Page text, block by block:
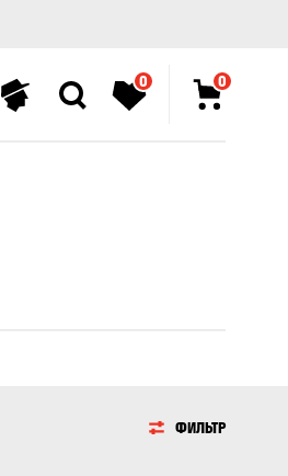
0 0
ФИЛЬТР